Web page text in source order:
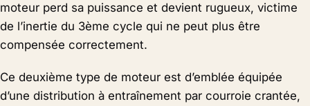
moteur perd sa puissance et devient rugueux, victime
de l’inertie du 3ème cycle qui ne peut plus être
compensée correctement.
Ce deuxième type de moteur est d’emblée équipée
d’une distribution à entraînement par courroie crantée,